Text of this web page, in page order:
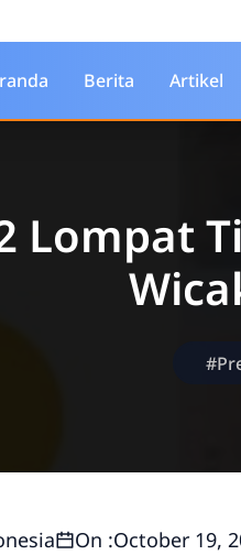
Berita Artikel
Lompat
On :October 19,